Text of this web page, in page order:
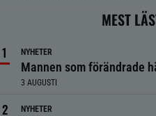
MEST
NYHETER
Mannen som förändrade
3 AUGUSTI
NYHETER